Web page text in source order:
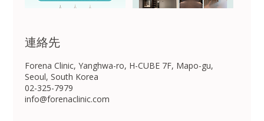
連絡先
Forena Clinic, Yanghwa-ro, H-CUBE 7F, Mapo-gu,
Seoul, South Korea
02-325-7979
info@forenaclinic.com